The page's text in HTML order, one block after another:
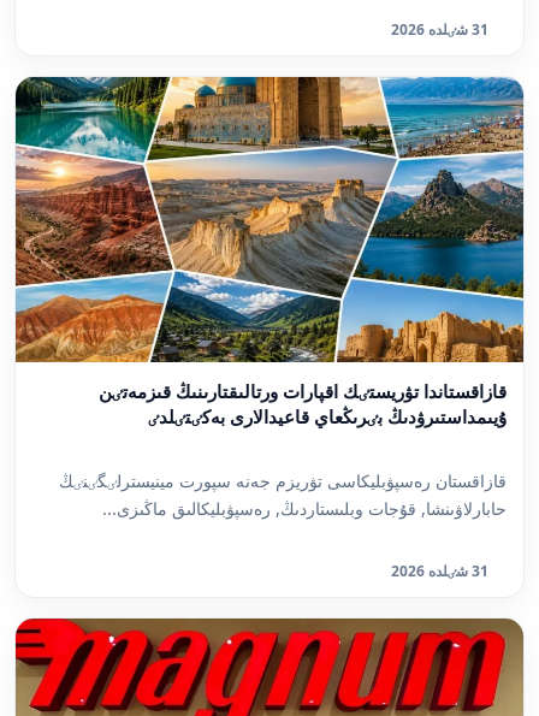
31 شٸلدە 2026
قازاقستاندا تۋريستٸك اقپارات ورتالىقتارىنىڭ قىزمەتٸن
ۇيىمداستىرۋدىڭ بٸرىڭعاي قاعيدالارى بەكٸتٸلدٸ
قازاقستان رەسپۋبليكاسى تۋريزم جەنە سپورت مينيسترلٸگٸنٸڭ
حابارلاۋىنشا, قۇجات وبلىستاردىڭ, رەسپۋبليكالىق ماڭىزى...
31 شٸلدە 2026